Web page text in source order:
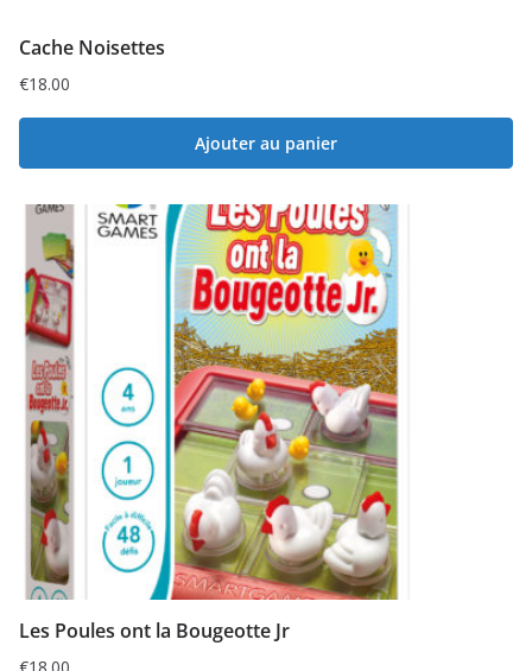
Cache Noisettes
€18.00
Ajouter au panier
Les Poules ont la Bougeotte Jr
€18.00